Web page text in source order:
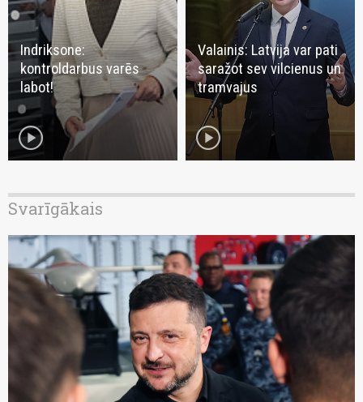
Indriksone:
kontroldarbus varēs
labot!
play_circle
Valainis: Latvija var pati
saražot sev vilcienus un
tramvajus
play_circle
Svarīgākais